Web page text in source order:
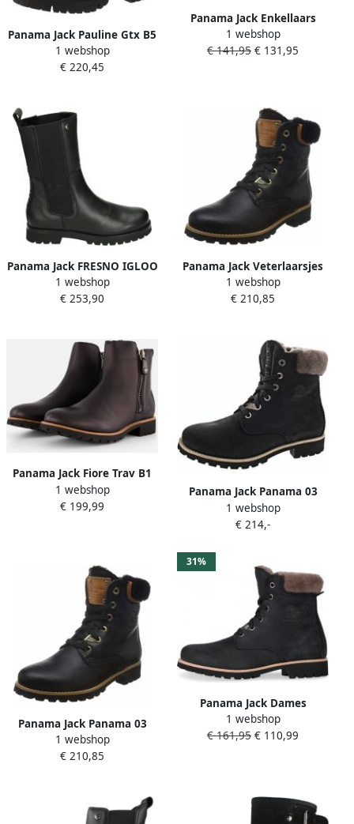
Panama Jack Pauline Gtx B5
Napa Enkellaars voor
dames Zwart
1 webshop
€ 220,45
Panama Jack Enkellaars
Women Phuket B1 Napa
leer Black
1 webshop
€ 141,95 € 131,95
Panama Jack FRESNO IGLOO
B1 Volwassenen Half-hoge
schoenen Zwart
1 webshop
€ 253,90
Panama Jack Veterlaarsjes
1 webshop
€ 210,85
Panama Jack Fiore Trav B1
Enkellaarsjes zwart Dames
1 webshop
€ 199,99
Panama Jack Panama 03
Igloo B39 chukka boots
nobuck black
1 webshop
€ 214,-
Panama Jack Panama 03
Igloo TrB2
1 webshop
€ 210,85
31%
Panama Jack Dames
Veterschoenen Panama
Igloo B21 Nobock Negro
1 webshop
€ 161,95 € 110,99